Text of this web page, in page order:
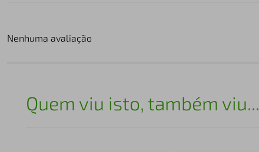
Nenhuma avaliação
Quem viu isto, também viu...